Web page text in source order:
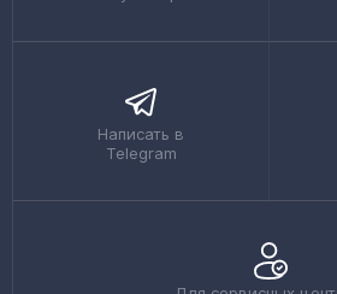
Написать в
Telegram